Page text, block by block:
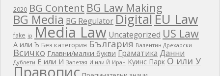
2020 BG Content BG Law Making
BG Media BG RegulatorDigitalEU Law
fake ip Media Law Uncategorized US Law
А или Ъ Без категория България Валентин Дрехарски
Всичко Главни/малки букви Граматика Данни
Дублети Е или И Запетая И или Й Иран Куинс Парк О или У
Правопис